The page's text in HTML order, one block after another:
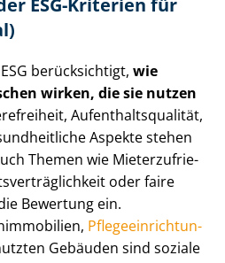
berücksichtigt, wie
wirken, die sie nutzen
Auf­ent­halts­qua­li­tät,
Aspekte stehen
Themen wie Mie­ter­zu­frie­
oder faire
Bewertung ein.
Pfle­ge­ein­rich­tun­
Gebäuden sind soziale